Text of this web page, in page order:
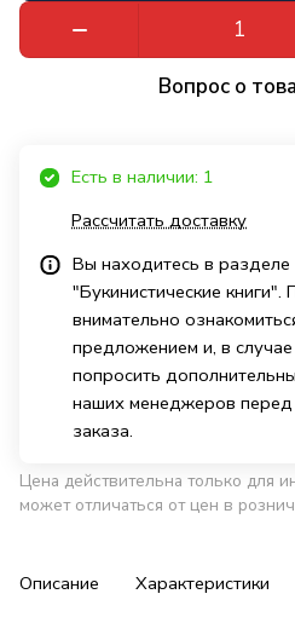
Вопрос о
Есть в наличии: 1
Рассчитать доставку
Вы находитесь в разделе
"Букинистические книги".
внимательно
предложением и, в
попросить
наших менеджеров
заказа.
Цена действительна только для
может отличаться от цен в
Описание Характеристики